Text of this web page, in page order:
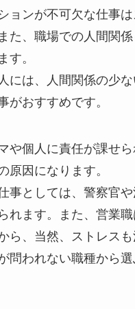
ョンが不可欠な仕事
た、職場での人間関
す。
には、人間関係の少
がおすすめです。
や個人に責任が課せ
原因になります。
事としては、警察官
れます。また、営業
ら、当然、ストレスも
問われない職種から